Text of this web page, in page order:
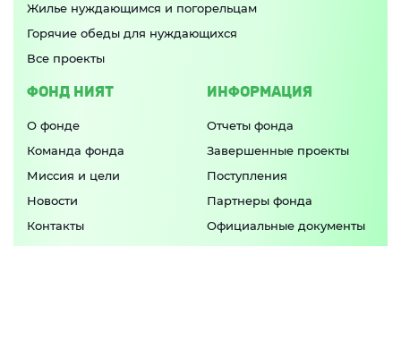
Жилье нуждающимся и погорельцам
Горячие обеды для нуждающихся
Все проекты
ФОНД НИЯТ
О фонде
Команда фонда
Миссия и цели
Новости
Контакты
ИНФОРМАЦИЯ
Отчеты фонда
Завершенные проекты
Поступления
Партнеры фонда
Официальные документы
Попечительский совет